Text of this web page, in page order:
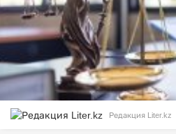
Редакция Liter.kz